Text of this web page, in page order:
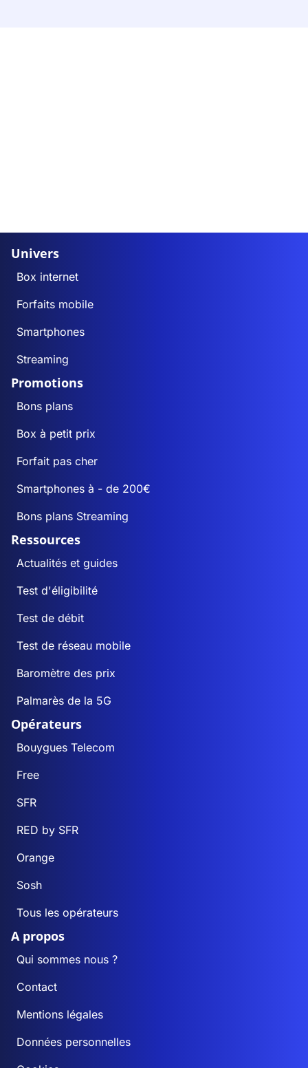
Univers
Box internet
Forfaits mobile
Smartphones
Streaming
Promotions
Bons plans
Box à petit prix
Forfait pas cher
Smartphones à - de 200€
Bons plans Streaming
Ressources
Actualités et guides
Test d'éligibilité
Test de débit
Test de réseau mobile
Baromètre des prix
Palmarès de la 5G
Opérateurs
Bouygues Telecom
Free
SFR
RED by SFR
Orange
Sosh
Tous les opérateurs
A propos
Qui sommes nous ?
Contact
Mentions légales
Données personnelles